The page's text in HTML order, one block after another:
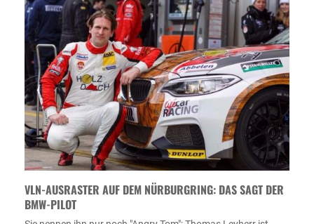
VLN-AUSRASTER AUF DEM NÜRBURGRING: DAS SAGT DER
BMW-PILOT